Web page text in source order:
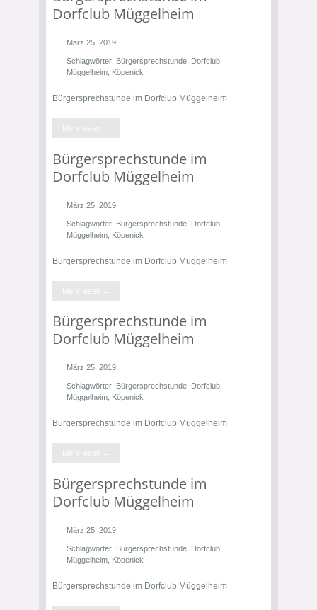
Dorfclub Müggelheim
März 25, 2019
Schlagwörter: Bürgersprechstunde Dorfclub
Müggelheim Köpenick
Bürgersprechstunde im Dorfclub Müggelheim
Mehr lesen →
Bürgersprechstunde im
Dorfclub Müggelheim
März 25, 2019
Schlagwörter: Bürgersprechstunde Dorfclub
Müggelheim Köpenick
Bürgersprechstunde im Dorfclub Müggelheim
Mehr lesen →
Bürgersprechstunde im
Dorfclub Müggelheim
März 25, 2019
Schlagwörter: Bürgersprechstunde Dorfclub
Müggelheim Köpenick
Bürgersprechstunde im Dorfclub Müggelheim
Mehr lesen →
Bürgersprechstunde im
Dorfclub Müggelheim
März 25, 2019
Schlagwörter: Bürgersprechstunde Dorfclub
Müggelheim Köpenick
Bürgersprechstunde im Dorfclub Müggelheim